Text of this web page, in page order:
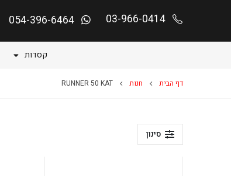
03-966-0414
054-396-6464
קסדות
דף הבית חנות RUNNER 50 KAT
סינון